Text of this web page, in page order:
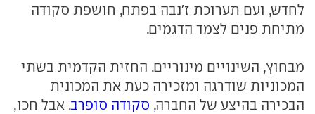
לחדש, ועם תערוכת ז'נבה בפתח, חושפת סקודה
מתיחת פנים לצמד הדגמים.
מבחוץ, השינויים מינוריים. החזית הקדמית בשתי
המכוניות שודרגה ומזכירה כעת את המכונית
הבכירה בהיצע של החברה, סקודה סופרב. אבל חכו,